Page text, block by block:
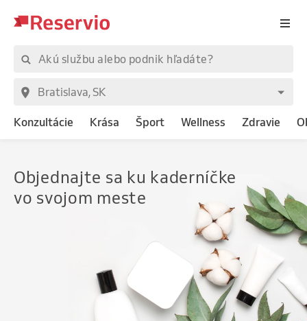
Konzultácie Krása Šport Wellness Zdravie
Objednajte sa ku kaderníčke
vo svojom meste